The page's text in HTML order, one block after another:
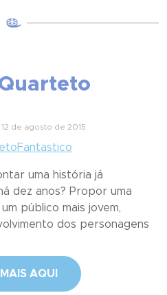
12 de agosto de 2015
uma história já
dez anos? Propor uma
público mais jovem,
dos personagens
AQUI